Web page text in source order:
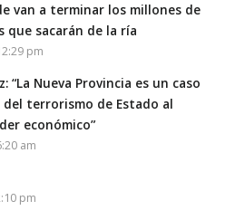
van a terminar los millones de
que sacarán de la ría
pm
“La Nueva Provincia es un caso
terrorismo de Estado al
económico”
am
pm